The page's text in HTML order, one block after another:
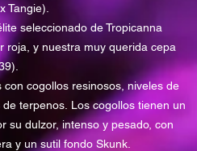
Tangie).
seleccionado de Tropicanna
roja, y nuestra muy querida cepa
cogollos resinosos, niveles de
terpenos. Los cogollos tienen un
su dulzor, intenso y pesado, con
y un sutil fondo Skunk.